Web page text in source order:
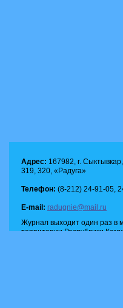
Адрес: 167982, г.
319, 320, «Радуга»
Телефон: (8-212) 24-91-05,
E-mail: radugnie@mail.ru
Журнал выходит один раз в
территории Республики